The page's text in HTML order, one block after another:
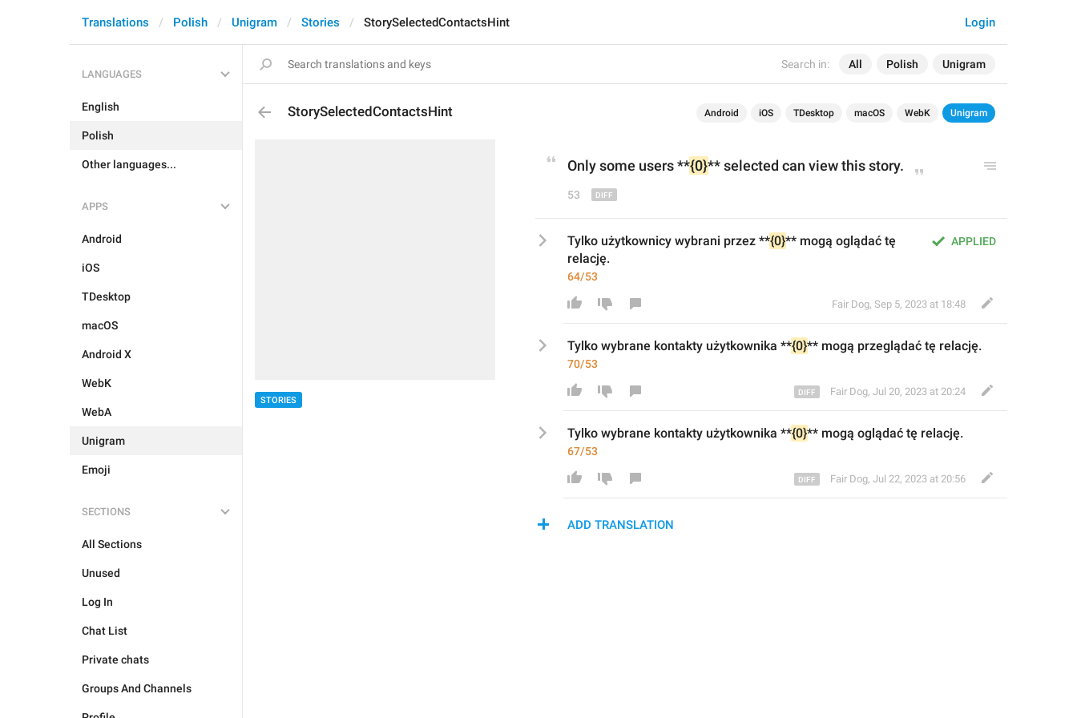
Search in: All Polish Unigram
Login
Translations Polish Unigram Stories StorySelectedContactsHint
LANGUAGES
English
Polish
Other languages...
APPS
Android
iOS
TDesktop
macOS
Android X
WebK
WebA
Unigram
Emoji
SECTIONS
All Sections
Unused
Log In
Chat List
Private chats
Groups And Channels
StorySelectedContactsHint Android iOS TDesktop macOS WebK Unigram
STORIES
Only some users **{0}** selected can view this story.
53
APPLIED
Tylko użytkownicy wybrani przez **{0}** mogą oglądać tę
relację.
64/53
Fair Dog, Sep 5, 2023 at 18:48
Tylko wybrane kontakty użytkownika **{0}** mogą przeglądać tę relację.
70/53
Fair Dog, Jul 20, 2023 at 20:24
Tylko wybrane kontakty użytkownika **{0}** mogą oglądać tę relację.
67/53
Fair Dog, Jul 22, 2023 at 20:56
ADD TRANSLATION